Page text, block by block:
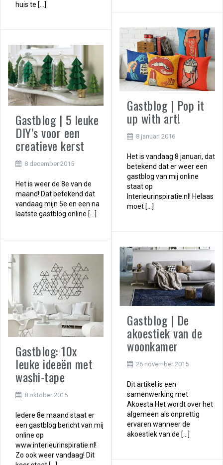
huis te […]
Gastblog | Pop it
up with art!
8 januari 2016
Het is vandaag 8 januari, dat
betekend dat er weer een
gastblog van mij online
staat op
Interieurinspiratie.nl! Helaas
moet […]
Gastblog | 5 leuke
DIY’s voor een
creatieve kerst
8 december 2015
Het is weer de 8e van de
maand! Dat betekend dat
vandaag mijn 5e en een na
laatste gastblog online […]
Gastblog | De
akoestiek van de
woonkamer
26 november 2015
Dit artikel is een
samenwerking met
Akoesta Het wordt over het
algemeen als onprettig
ervaren wanneer de
akoestiek van de […]
Gastblog: 10x
leuke ideeën met
washi-tape
8 oktober 2015
Iedere 8e maand staat er
een gastblog bericht van mij
online op
www.interieurinspiratie.nl!
Zo ook weer vandaag! Dit